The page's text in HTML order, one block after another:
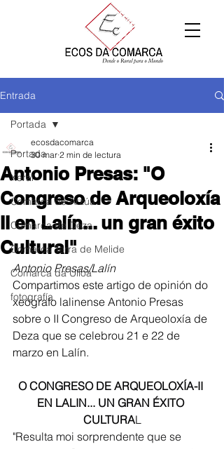
Entrada
Portada
Xeral
Comarca de Arzúa
Comarca de Deza
Comarca Terra de Melide
Comarca da Ulloa
fotografía
Portada
Antonio Presas: "O
Congreso de Arqueoloxía
II en Lalín... un gran éxito
Cultural"
ecosdacomarca
30 mar 2 min de lectura
Antonio Presas/Lalín
Compartimos este artigo de opinión do
xeógrafo lalinense Antonio Presas
sobre o II Congreso de Arqueoloxía de
Deza que se celebrou 21 e 22 de
marzo en Lalín.
O CONGRESO DE ARQUEOLOXÍA-II
EN LALIN... UN GRAN ÉXITO
CULTURAL
"Resulta moi sorprendente que se